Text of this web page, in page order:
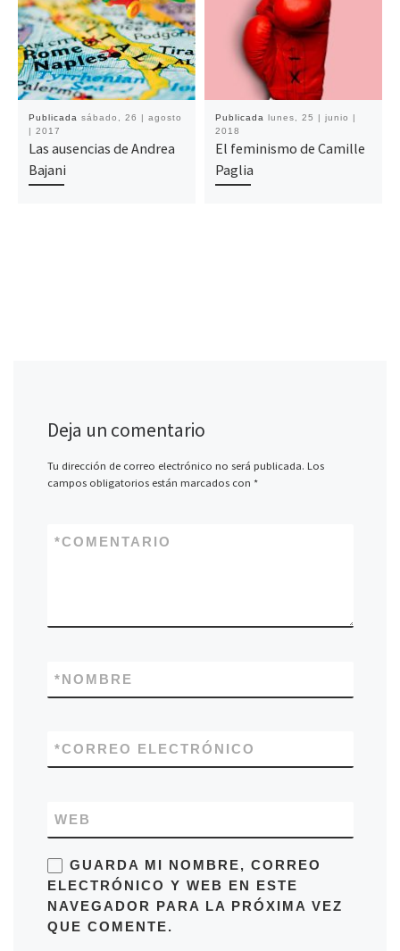
Publicada sábado, 26 | agosto
| 2017
Las ausencias de Andrea
Bajani
Publicada lunes, 25 | junio |
2018
El feminismo de Camille
Paglia
Deja un comentario
Tu dirección de correo electrónico no será publicada. Los
campos obligatorios están marcados con *
COMENTARIO
*
NOMBRE
*
CORREO ELECTRÓNICO
*
WEB
GUARDA MI NOMBRE, CORREO
ELECTRÓNICO Y WEB EN ESTE
NAVEGADOR PARA LA PRÓXIMA VEZ
QUE COMENTE.